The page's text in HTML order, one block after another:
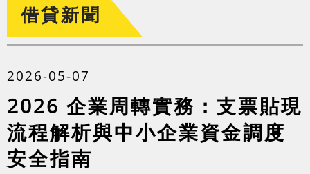
借貸新聞
2026-05-07
2026 企業周轉實務：支票貼現
流程解析與中小企業資金調度
安全指南